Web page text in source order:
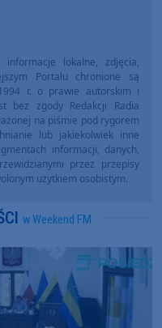
informacje lokalne, zdjęcia,
Portalu chronione są
r. o prawie autorskim i
bez zgody Redakcji Radia
na piśmie pod rygorem
lub jakiekolwiek inne
informacji, danych,
przez przepisy
użytkiem osobistym.
w Weekend FM